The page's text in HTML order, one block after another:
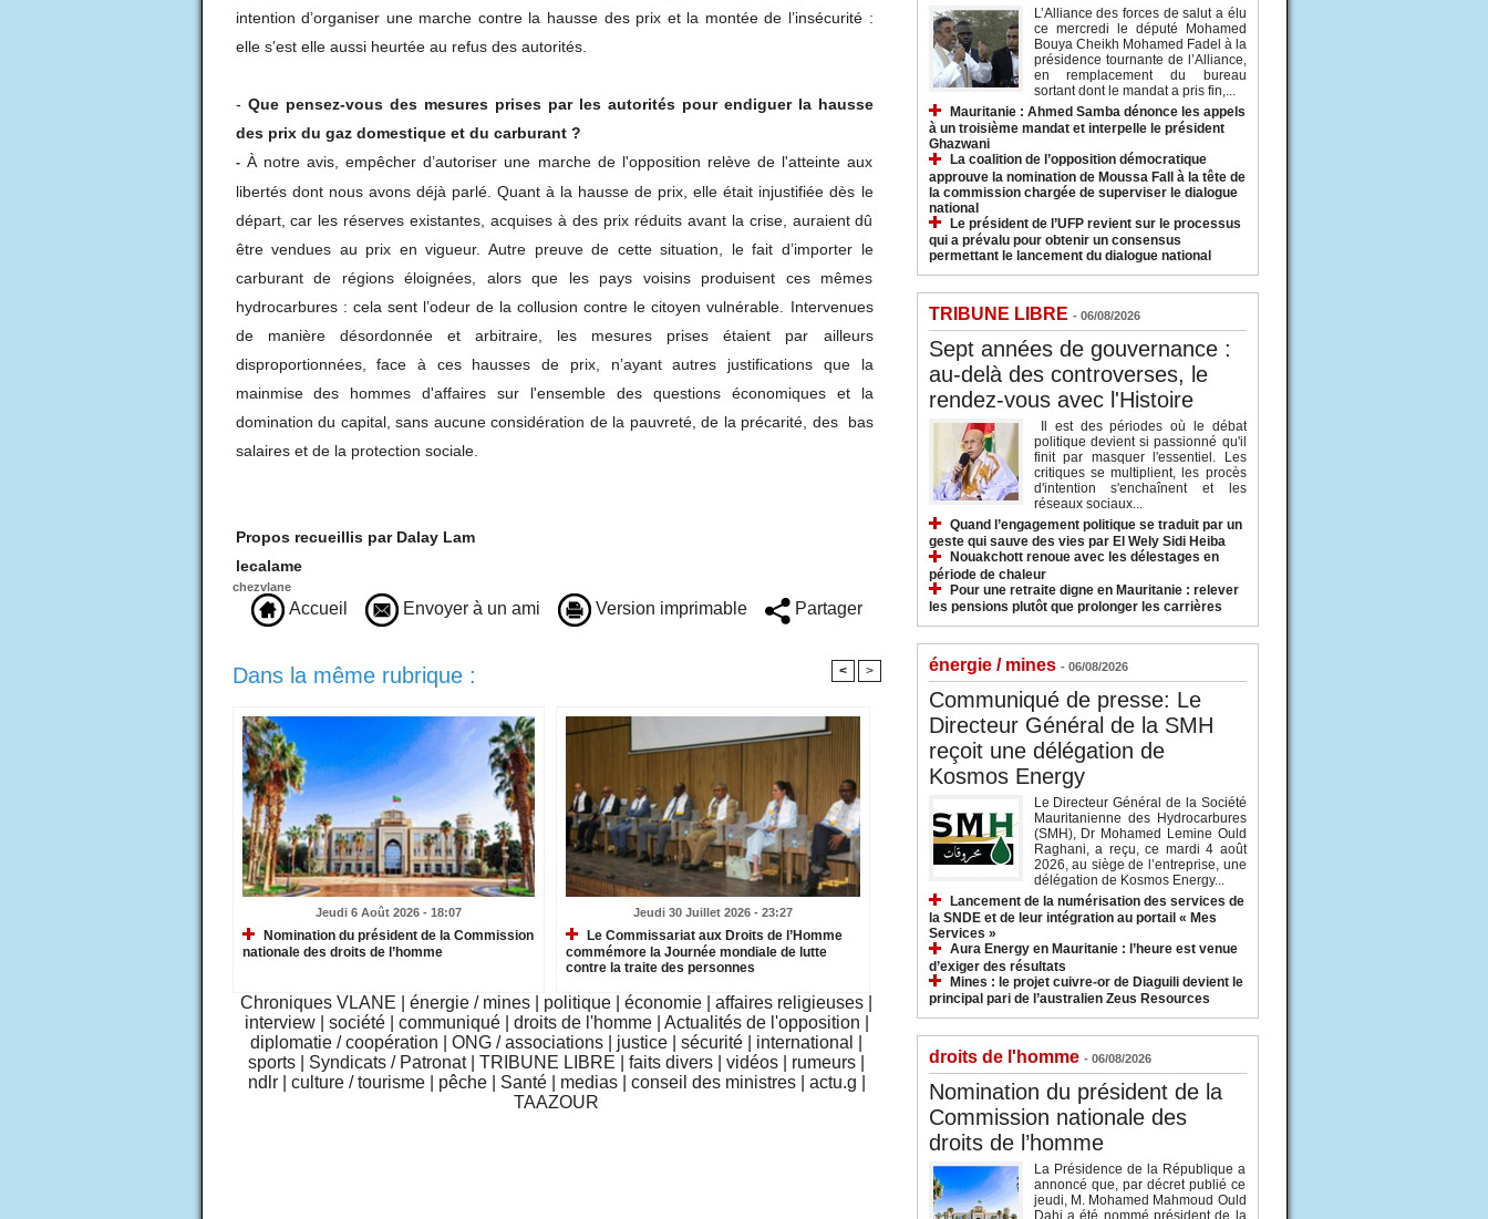
intention d’organiser une marche contre la hausse des prix et la montée de l’insécurité :
elle s’est elle aussi heurtée au refus des autorités.
- Que pensez-vous des mesures prises par les autorités pour endiguer la hausse
des prix du gaz domestique et du carburant ?
-À notre avis, empêcher d’autoriser une marche de l'opposition relève de l'atteinte aux
libertés dont nous avons déjà parlé. Quant à la hausse de prix, elle était injustifiée dès le
départ, car les réserves existantes, acquises à des prix réduits avant la crise, auraient dû
être vendues au prix en vigueur. Autre preuve de cette situation, le fait d’importer le
carburant de régions éloignées, alors que les pays voisins produisent ces mêmes
hydrocarbures : cela sent l’odeur de la collusion contre le citoyen vulnérable. Intervenues
de manière désordonnée et arbitraire, les mesures prises étaient par ailleurs
disproportionnées, face à ces hausses de prix, n’ayant autres justifications que la
mainmise des hommes d'affaires sur l'ensemble des questions économiques et la
domination du capital, sans aucune considération de la pauvreté, de la précarité, des bas
salaires et de la protection sociale.
Propos recueillis par Dalay Lam
lecalame
chezvlane
Accueil Envoyer à un ami Version imprimable Partager
Dans la même rubrique : < >
Jeudi 6 Août 2026 - 18:07
Nomination du président de la Commission
nationale des droits de l’homme
Jeudi 30 Juillet 2026 - 23:27
Le Commissariat aux Droits de l’Homme
commémore la Journée mondiale de lutte
contre la traite des personnes
Chroniques VLANE énergie / mines politique économie affaires religieuses
interview
société communiqué droits de l'homme Actualités de l'opposition
diplomatie / coopération
ONG / associations justice sécurité international
sports
Syndicats / Patronat TRIBUNE LIBRE faits divers vidéos rumeurs
ndlr
culture / tourisme pêche Santé medias conseil des ministres actu.g
TAAZOUR
L’Alliance des forces de salut a élu
ce mercredi le député Mohamed
Bouya Cheikh Mohamed Fadel à la
présidence tournante de l’Alliance,
en remplacement du bureau
sortant dont le mandat a pris fin,...
Mauritanie : Ahmed Samba dénonce les appels
à un troisième mandat et interpelle le président
Ghazwani
La coalition de l’opposition démocratique
approuve la nomination de Moussa Fall à la tête de
la commission chargée de superviser le dialogue
national
Le président de l’UFP revient sur le processus
qui a prévalu pour obtenir un consensus
permettant le lancement du dialogue national
TRIBUNE LIBRE - 06/08/2026
Sept années de gouvernance :
au-delà des controverses, le
rendez-vous avec l'Histoire
Il est des périodes où le débat
politique devient si passionné qu'il
finit par masquer l'essentiel. Les
critiques se multiplient, les procès
d'intention s'enchaînent et les
réseaux sociaux...
Quand l’engagement politique se traduit par un
geste qui sauve des vies par El Wely Sidi Heiba
Nouakchott renoue avec les délestages en
période de chaleur
Pour une retraite digne en Mauritanie : relever
les pensions plutôt que prolonger les carrières
énergie / mines - 06/08/2026
Communiqué de presse: Le
Directeur Général de la SMH
reçoit une délégation de
Kosmos Energy
Le Directeur Général de la Société
Mauritanienne des Hydrocarbures
(SMH), Dr Mohamed Lemine Ould
Raghani, a reçu, ce mardi 4 août
2026, au siège de l’entreprise, une
délégation de Kosmos Energy...
Lancement de la numérisation des services de
la SNDE et de leur intégration au portail « Mes
Services »
Aura Energy en Mauritanie : l’heure est venue
d’exiger des résultats
Mines : le projet cuivre-or de Diaguili devient le
principal pari de l’australien Zeus Resources
droits de l'homme - 06/08/2026
Nomination du président de la
Commission nationale des
droits de l’homme
La Présidence de la République a
annoncé que, par décret publié ce
jeudi, M. Mohamed Mahmoud Ould
Dahi a été nommé président de la